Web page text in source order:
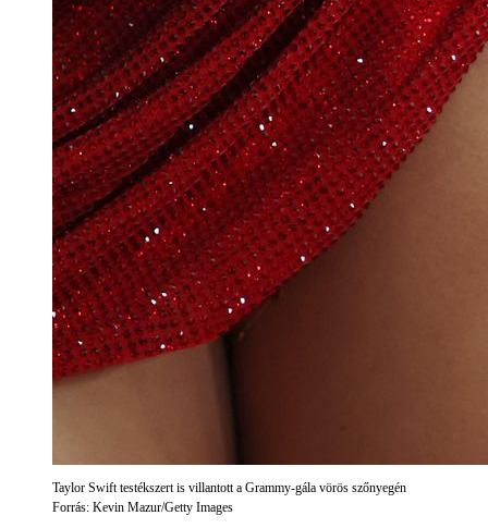
Taylor Swift testékszert is villantott a Grammy-gála vörös szőnyegén
Forrás: Kevin Mazur/Getty Images